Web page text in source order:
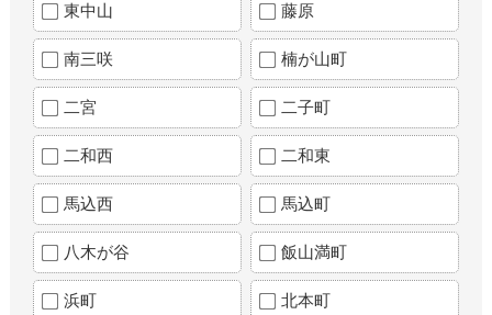
東中山 藤原
南三咲 楠が山町
二宮 二子町
二和西 二和東
馬込西 馬込町
八木が谷 飯山満町
浜町 北本町